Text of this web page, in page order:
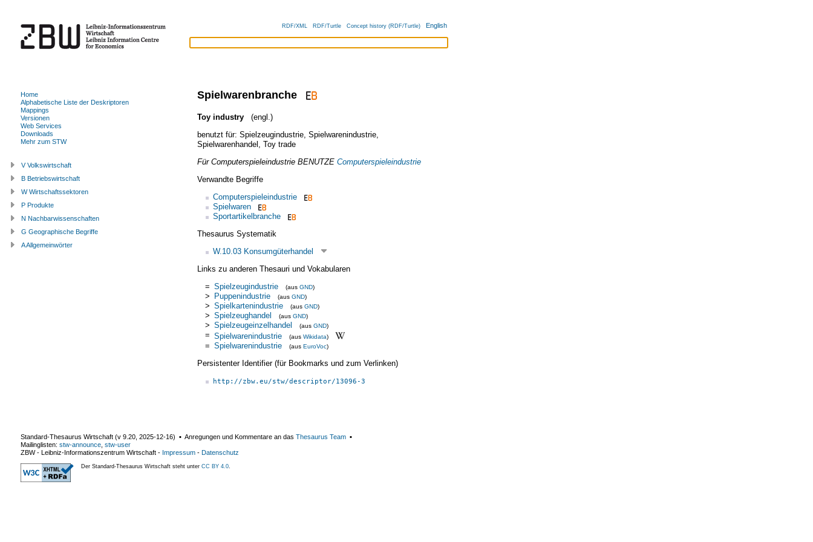
RDF/XML RDF/Turtle Concept history (RDF/Turtle) English
Spielwarenbranche
Toy industry
(engl.)
benutzt für: Spielzeugindustrie, Spielwarenindustrie,
Spielwarenhandel Toy trade
Für ComputerspieleindustrieBENUTZE Computerspieleindustrie
Verwandte Begriffe
Computerspieleindustrie
Spielwaren
Sportartikelbranche
Thesaurus Systematik
W.10.03 Konsumgüterhandel
Links zu anderen Thesauri und Vokabularen
= Spielzeugindustrie (aus GND)
> Puppenindustrie (aus GND)
> Spielkartenindustrie (aus GND)
> Spielzeughandel (aus GND)
> Spielzeugeinzelhandel (aus GND)
= Spielwarenindustrie (aus Wikidata)
= Spielwarenindustrie (aus EuroVoc)
Persistenter Identifier (für Bookmarks und zum Verlinken)
http://zbw.eu/stw/descriptor/13096-3
Home
Alphabetische Liste der Deskriptoren
Mappings
Versionen
Web Services
Downloads
Mehr zum STW
V Volkswirtschaft
B Betriebswirtschaft
W Wirtschaftssektoren
P Produkte
N Nachbarwissenschaften
G Geographische Begriffe
A Allgemeinwörter
Standard-Thesaurus Wirtschaft (v 9.20 2025-12-16) ▪ Anregungen und Kommentare an das Thesaurus Team ▪
Mailinglisten: stw-announce stw-user
ZBW - Leibniz-Informationszentrum Wirtschaft - Impressum - Datenschutz
Der Standard-Thesaurus Wirtschaft steht unter CC BY 4.0